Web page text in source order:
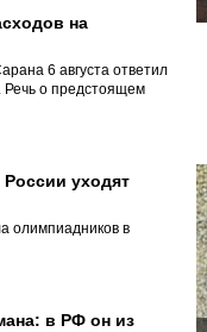
на
6 августа ответил
Речь о предстоящем
уходят
олимпиадников в
в РФ он из